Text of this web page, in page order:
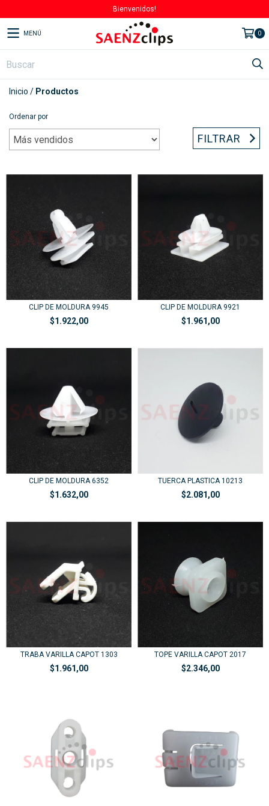
Bienvenidos!
MENÚ 0
Inicio / Productos
Ordenar por
FILTRAR
CLIP DE MOLDURA 9945
$1.922,00
CLIP DE MOLDURA 9921
$1.961,00
CLIP DE MOLDURA 6352
$1.632,00
TUERCA PLASTICA 10213
$2.081,00
TRABA VARILLA CAPOT 1303
$1.961,00
TOPE VARILLA CAPOT 2017
$2.346,00